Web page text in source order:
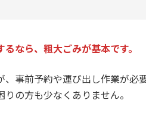
なら、粗大ごみが基本です。
事前予約や運び出し作業が必
りの方も少なくありません。